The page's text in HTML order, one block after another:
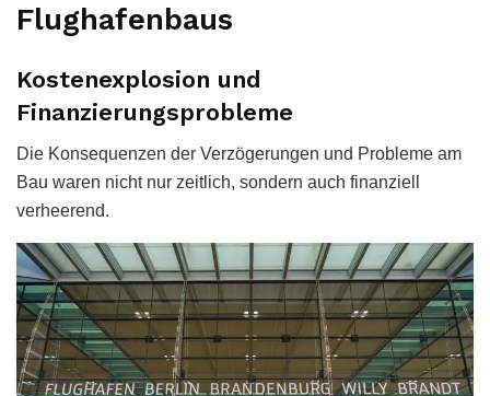
Flughafenbaus
Kostenexplosion und
Finanzierungsprobleme
Die Konsequenzen der Verzögerungen und Probleme am
Bau waren nicht nur zeitlich, sondern auch finanziell
verheerend.